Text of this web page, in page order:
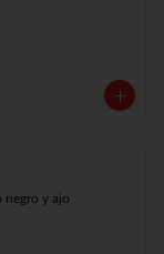
negro y ajo